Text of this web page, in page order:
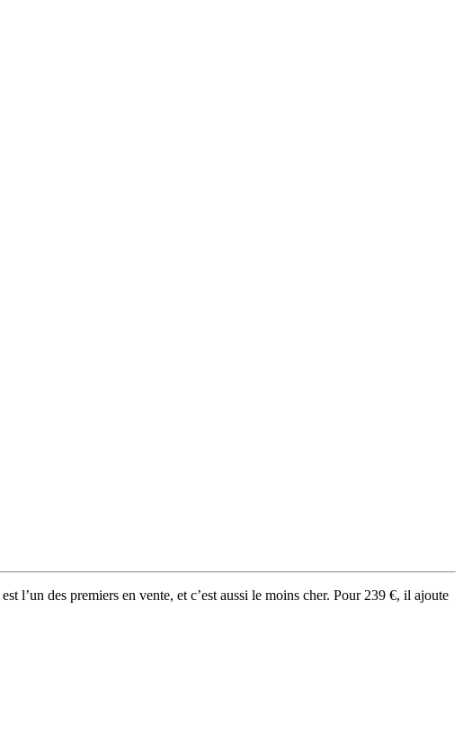
est l’un des premiers en vente, et c’est aussi le moins cher. Pour 239 €, il ajoute